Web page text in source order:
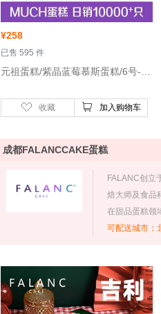
¥258
已售 595 件
收藏 加入购物车
成都FALANCCAKE蛋糕
FALANC创立
焙大师及食品
在甜品蛋糕领
可配送城市：